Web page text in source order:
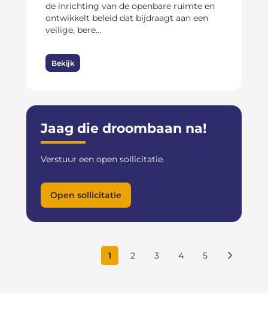
de inrichting van de openbare ruimte en
ontwikkelt beleid dat bijdraagt aan een
veilige, bere...
Bekijk
Jaag die droombaan na!
Verstuur een open sollicitatie.
Open sollicitatie
1 2 3 4 5